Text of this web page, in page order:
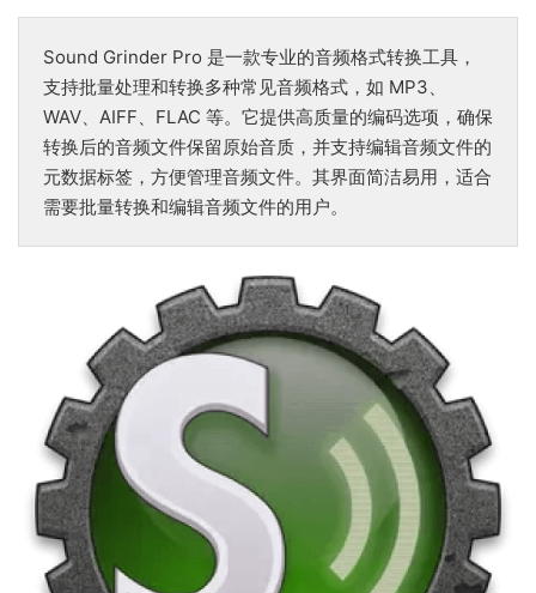
Sound Grinder Pro 是一款专业的音频格式转换工具，
支持批量处理和转换多种常见音频格式，如 MP3、
WAV、AIFF、FLAC 等‌。它提供高质量的编码选项，确保
转换后的音频文件保留原始音质，并支持编辑音频文件的
元数据标签，方便管理音频文件‌。其界面简洁易用，适合
需要批量转换和编辑音频文件的用户‌。